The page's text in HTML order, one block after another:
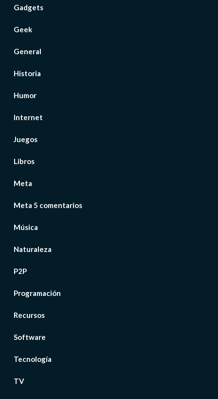
Gadgets
Geek
General
Historia
Humor
Internet
Juegos
Libros
Meta
Meta 5 comentarios
Música
Naturaleza
P2P
Programación
Recursos
Software
Tecnología
TV